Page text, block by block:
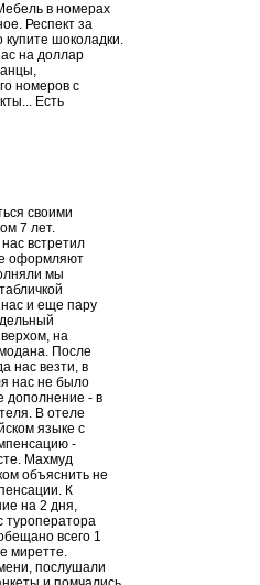
в номерах
Респект за
шоколадки.
на доллар
номеров с
Есть
своими
7 лет.
встретил
оформляют
мы
и еще пару
на
После
нас везти, в
нас не было
дополнение - в
В отеле
языке с
-
Махмуд
объяснить не
К
на 2 дня,
туроператора
всего 1
миретте.
послушали